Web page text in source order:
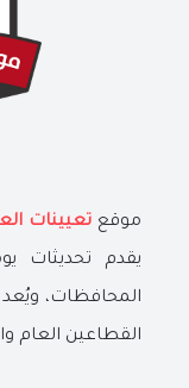
موقع تعيينات
يقدم تحديثات
المحافظات،
القطاعين العام